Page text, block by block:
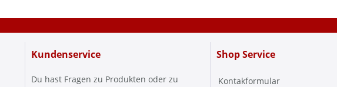
Kundenservice
Du hast Fragen zu Produkten oder zu
Shop Service
Kontakformular